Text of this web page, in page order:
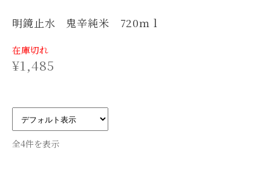
明鏡止水 鬼辛純米 720ｍｌ
在庫切れ
¥1,485
全4件を表示